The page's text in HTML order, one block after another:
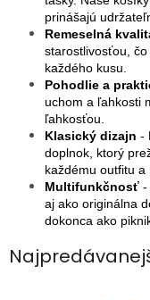
prinášajú
Remeselná
starostlivosťou,
každého kusu.
Pohodlie a
uchom a ľahkosti
ľahkosťou.
Klasický dizajn -
doplnok, ktorý
každému outfitu a
Multifunkčnosť -
aj ako originálna
dokonca ako